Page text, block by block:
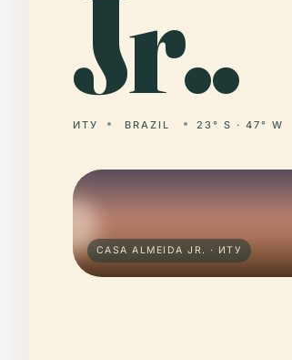
Jr..
ИТУ BRAZIL 23° S · 47° W
CASA ALMEIDA JR. · ИТУ